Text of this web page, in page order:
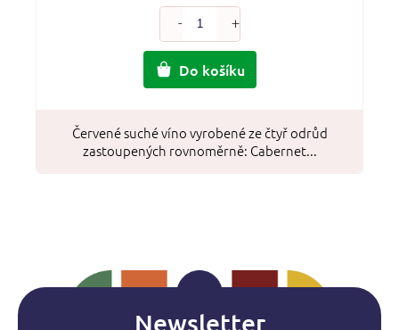
Do košíku
Červené suché víno vyrobené ze čtyř odrůd
zastoupených rovnoměrně: Cabernet...
Newsletter